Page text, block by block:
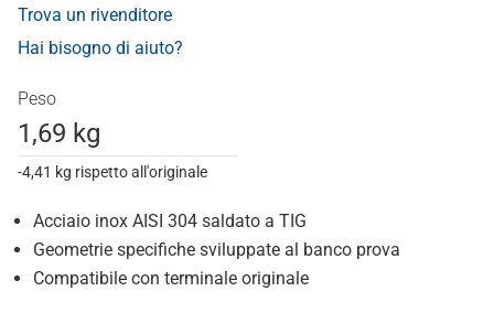
Trova un rivenditore
Hai bisogno di aiuto?
Peso
1,69 kg
-4,41 kg rispetto all'originale
Acciaio inox AISI 304 saldato a TIG
Geometrie specifiche sviluppate al banco prova
Compatibile con terminale originale